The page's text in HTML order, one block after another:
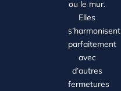
ou le mur.
Elles
s’harmonisent
parfaitement
avec
d’autres
fermetures